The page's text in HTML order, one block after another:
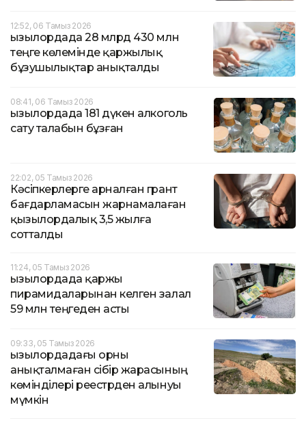
12:52, 06 Тамыз 2026
Қызылордада 28 млрд 430 млн
теңге көлемінде қаржылық
бұзушылықтар анықталды
08:41, 06 Тамыз 2026
Қызылордада 181 дүкен алкоголь
сату талабын бұзған
22:02, 05 Тамыз 2026
Кәсіпкерлерге арналған грант
бағдарламасын жарнамалаған
қызылордалық 3,5 жылға
сотталды
11:24, 05 Тамыз 2026
Қызылордада қаржы
пирамидаларынан келген залал
59 млн теңгеден асты
09:33, 05 Тамыз 2026
Қызылордадағы орны
анықталмаған сібір жарасының
көмінділері реестрден алынуы
мүмкін